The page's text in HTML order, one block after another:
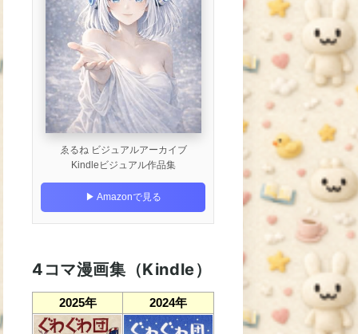
ゑるね ビジュアルアーカイブ
Kindleビジュアル作品集
▶ Amazonで見る
4コマ漫画集（Kindle）
2025年 2024年